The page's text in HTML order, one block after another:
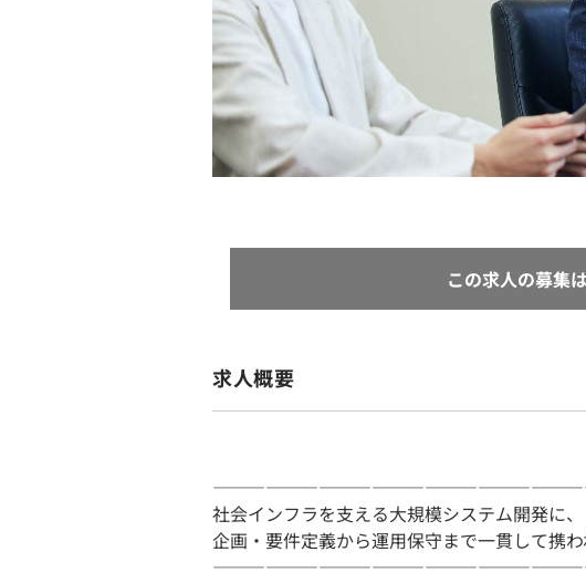
この求人の募集
求人概要
社会インフラを支える大規模システム開発に、
企画・要件定義から運用保守まで一貫して携わ